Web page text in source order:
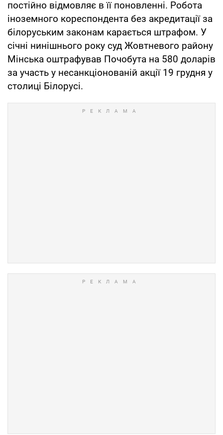
постійно відмовляє в її поновленні. Робота
іноземного кореспондента без акредитації за
білоруським законам карається штрафом. У
січні нинішнього року суд Жовтневого району
Мінська оштрафував Почобута на 580 доларів
за участь у несанкціонованій акції 19 грудня у
столиці Білорусі.